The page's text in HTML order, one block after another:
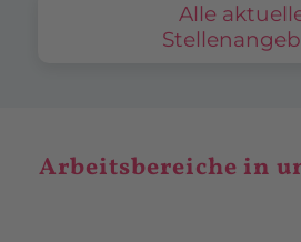
Alle
Arbeitsbereiche in